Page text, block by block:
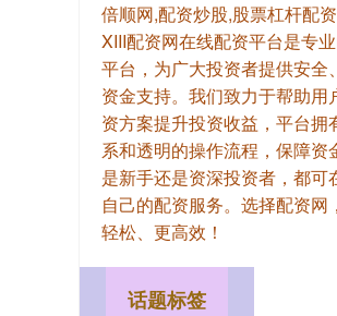
倍顺网,配资炒股,股票杠杆配
XIII‌配资网在线配资平台是专
平台，为广大投资者提供安全
资金支持。我们致力于帮助用
资方案提升投资收益，平台拥
系和透明的操作流程，保障资
是新手还是资深投资者，都可
自己的配资服务。选择配资网
轻松、更高效！
话题标签